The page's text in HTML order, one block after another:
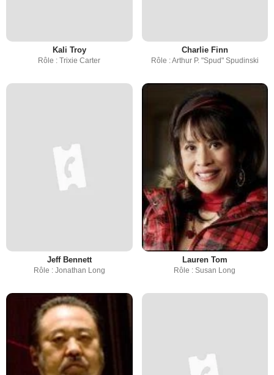
Kali Troy
Rôle : Trixie Carter
Charlie Finn
Rôle : Arthur P. "Spud" Spudinski
Jeff Bennett
Rôle : Jonathan Long
Lauren Tom
Rôle : Susan Long